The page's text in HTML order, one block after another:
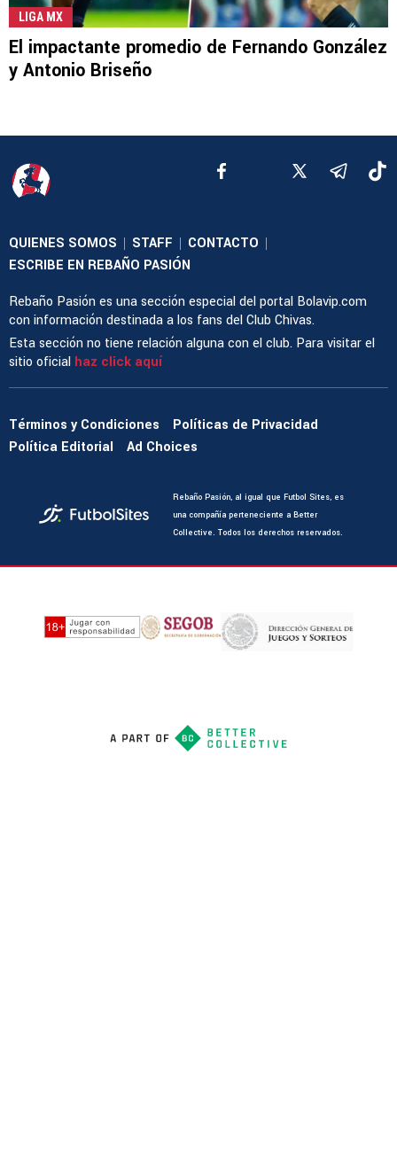
LIGA MX
El impactante promedio de Fernando González
y Antonio Briseño
QUIENES SOMOS | STAFF | CONTACTO |
ESCRIBE EN REBAÑO PASIÓN
Rebaño Pasión es una sección especial del portal Bolavip.com
con información destinada a los fans del Club Chivas.
Esta sección no tiene relación alguna con el club. Para visitar el
sitio oficial haz click aquí
Términos y Condiciones
Políticas de Privacidad
Política Editorial
Ad Choices
Rebaño Pasión, al igual que Futbol Sites, es
una compañía perteneciente a Better
Collective. Todos los derechos reservados.